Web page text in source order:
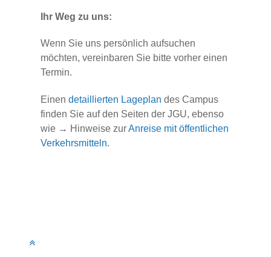
Ihr Weg zu uns:
Wenn Sie uns persönlich aufsuchen
möchten, vereinbaren Sie bitte vorher einen
Termin.
Einen detaillierten Lageplan des Campus
finden Sie auf den Seiten der JGU, ebenso
wie → Hinweise zurAnreise mit öffentlichen
Verkehrsmitteln.